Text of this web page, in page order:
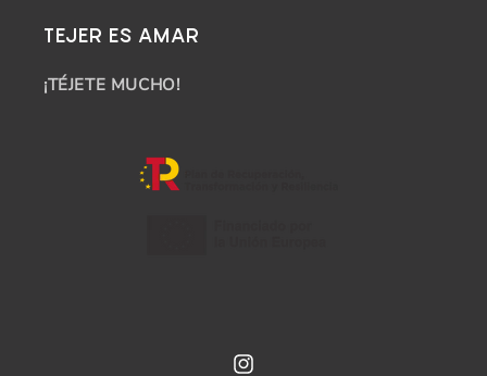
TEJER ES AMAR
¡TÉJETE MUCHO!